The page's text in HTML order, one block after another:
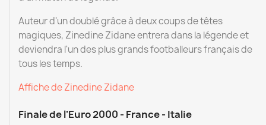
Auteur d'un doublé grâce à deux coups de têtes
magiques, Zinedine Zidane entrera dans la légende et
deviendra l'un des plus grands footballeurs français de
tous les temps.
Affiche de Zinedine Zidane
Finale de l'Euro 2000 - France - Italie